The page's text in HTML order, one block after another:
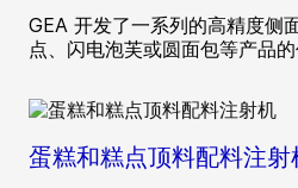
GEA 开发了一系列的高精度侧
点、闪电泡芙或圆面包等产品的
蛋糕和糕点顶料配料注射